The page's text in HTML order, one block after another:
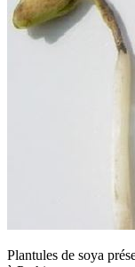
Plantules de soya